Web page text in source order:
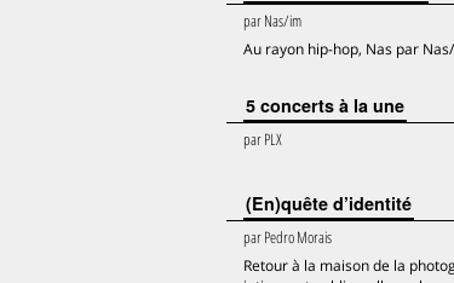
parNas/im
Au rayon hip-hop, Nas par
5 concerts à la une
parPLX
(En)quête d’identité
parPedro Morais
Retour à la maison de la